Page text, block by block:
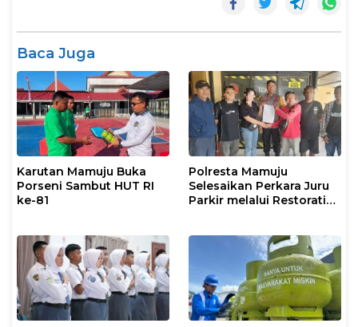
Baca Juga
Karutan Mamuju Buka
Porseni Sambut HUT RI
ke-81
Polresta Mamuju
Selesaikan Perkara Juru
Parkir melalui Restorative